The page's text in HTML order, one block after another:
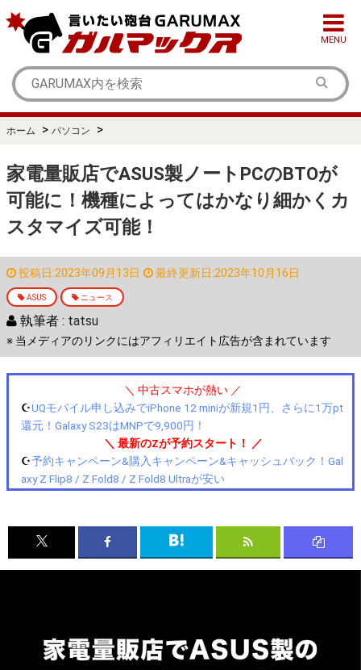
MENU
ホーム > パソコン >
家電量販店でASUS製ノートPCのBTOが
可能に！機種によってはかなり細かくカ
スタマイズ可能！
投稿日:2023年09月13日 最終更新日:2023年10月16日
ASUS ニュース
執筆者 : tatsu
※ 当メディアのリンクにはアフィリエイト広告が含まれています
＼ 中古スマホが熱い ／
☪️UQモバイル申し込みでiPhone 12 miniが新規1円、さらに1万pt
還元！Galaxy S23はMNPで9,900円！
＼ 最新のZが予約スタート！ ／
☪️予約キャンペーン&購入キャンペーン&キャッシュバック！Gal
axy Z Flip8 / Z Fold8 / Z Fold8 Ultraが安い